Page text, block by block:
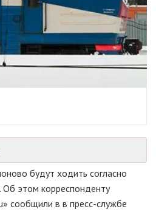
будут ходить согласно
Об этом корреспонденту
сообщили в в пресс-службе